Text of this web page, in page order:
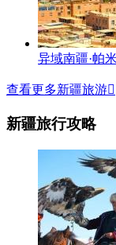
异域南疆·帕
查看更多新疆旅游
新疆旅行攻略